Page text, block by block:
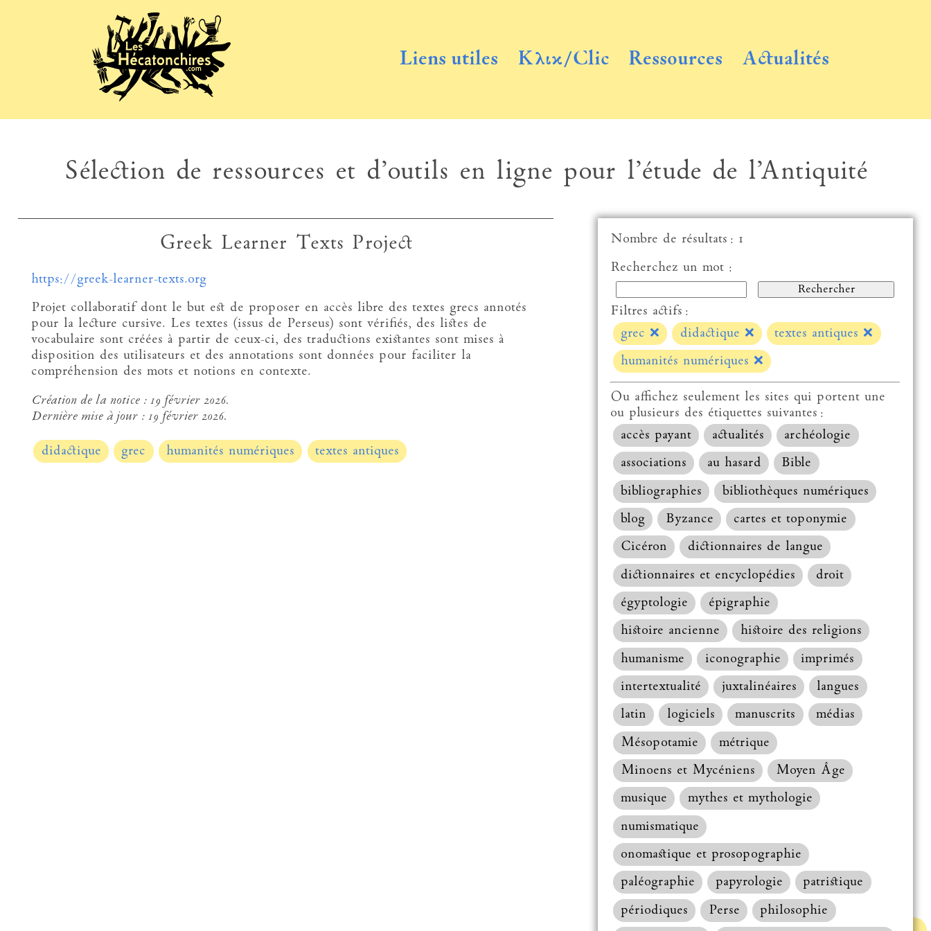
Liens utiles Κλικ/Clic Ressources Actualités
Sélection de ressources et d’outils en ligne pour l’étude de l’Antiquité
Haut de la
Greek Learner Texts Project
https://greek-learner-texts.org
Projet collaboratif dont le but est de proposer en accès libre des textes grecs annotés
pour la lecture cursive. Les textes (issus de Perseus) sont vérifiés, des listes de
vocabulaire sont créées à partir de ceux-ci, des traductions existantes sont mises à
disposition des utilisateurs et des annotations sont données pour faciliter la
compréhension des mots et notions en contexte.
Création de la notice : 19 février 2026.
Dernière mise à jour : 19 février 2026.
didactique grec humanités numériques textes antiques
Nombre de résultats : 1
Recherchez un mot :
Filtres actifs :
grec ❌ didactique ❌ textes antiques❌
humanités numériques ❌
Ou affichez seulement les sites qui portent une
ou plusieurs des étiquettes suivantes :
accès payant
actualités
archéologie
associations
au hasard
Bible
bibliographies
bibliothèques numériques
blog
Byzance
cartes et toponymie
Cicéron
dictionnaires de langue
dictionnaires et encyclopédies
droit
égyptologie
épigraphie
histoire ancienne
histoire des religions
humanisme
iconographie
imprimés
intertextualité
juxtalinéaires
langues
latin
logiciels manuscrits
médias
Mésopotamie
métrique
Minoens et Mycéniens
Moyen Âge
musique
mythes et mythologie
numismatique
onomastique et prosopographie
paléographie
papyrologie
patristique
périodiques
Perse philosophie